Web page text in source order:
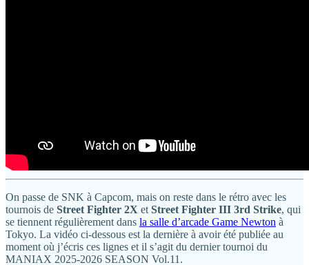
On passe de SNK à Capcom, mais on reste dans le rétro avec les
tournois de Street Fighter 2X et Street Fighter III 3rd Strike, qui
se tiennent régulièrement dans la salle d’arcade Game Newton à
Tokyo. La vidéo ci-dessous est la dernière à avoir été publiée au
moment où j’écris ces lignes et il s’agit du dernier tournoi du
MANIAX 2025-2026 SEASON Vol.11.